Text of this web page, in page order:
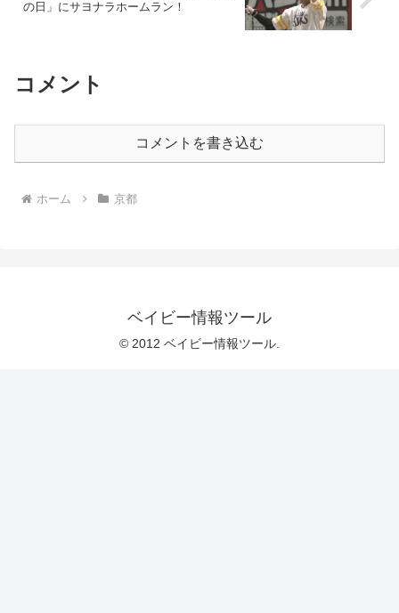
の日」にサヨナラホームラン！
コメント
コメントを書き込む
ホーム 京都
ベイビー情報ツール
© 2012 ベイビー情報ツール.